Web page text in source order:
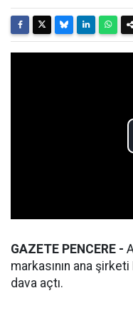
GAZETE PENCERE -
markasının ana
dava açtı.